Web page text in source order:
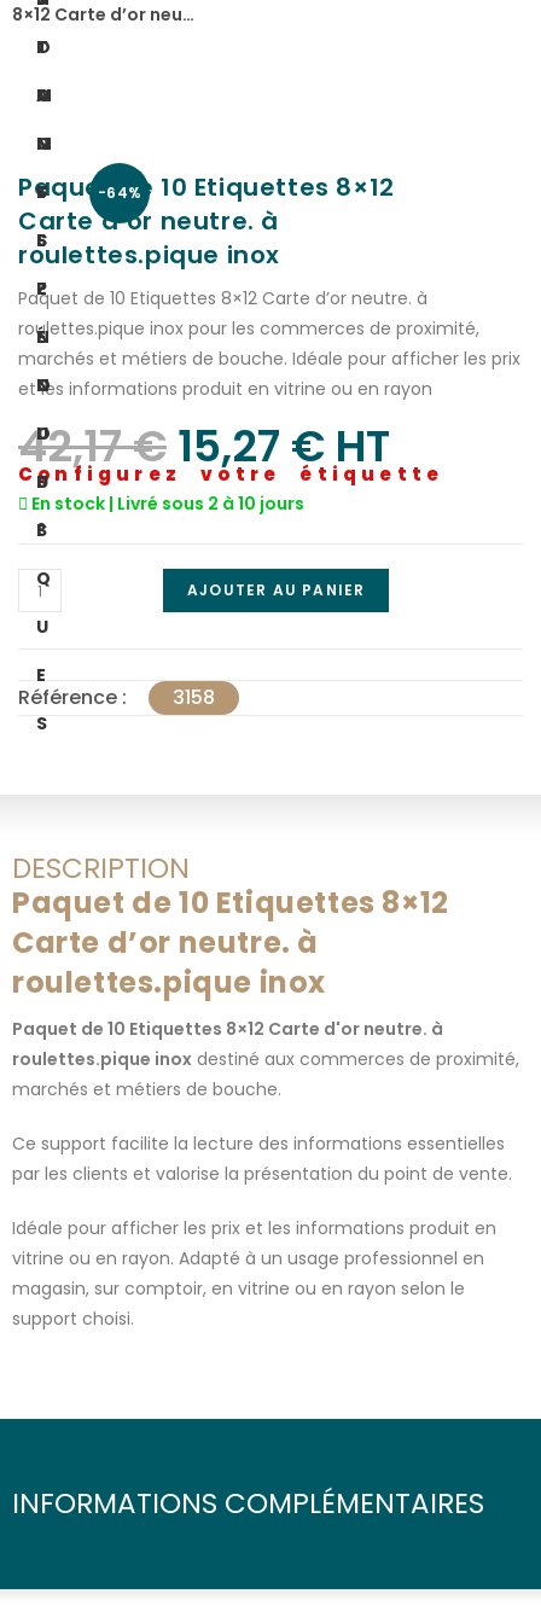
I
O
N
S
S
P
É
C
I
F
I
Q
U
E
S
O
M
M
E
S
-
N
O
U
S
?
T
A
C
T
E
Z
-
N
O
U
S
8×12 Carte d’or neu…
-64%
Paquet de 10 Etiquettes 8×12
Carte d’or neutre. à
roulettes.pique inox
Paquet de 10 Etiquettes 8×12 Carte d’or neutre. à
roulettes.pique inox pour les commerces de proximité,
marchés et métiers de bouche. Idéale pour afficher les prix
et les informations produit en vitrine ou en rayon
42,17€15,27 € HT
Configurez votre étiquette
En stock | Livré sous 2 à 10 jours
AJOUTER AU PANIER
Référence : 3158
DESCRIPTION
Paquet de 10 Etiquettes 8×12
Carte d’or neutre. à
roulettes.pique inox
Paquet de 10 Etiquettes 8×12 Carte d'or neutre. à
roulettes.pique inox destiné aux commerces de proximité,
marchés et métiers de bouche.
Ce support facilite la lecture des informations essentielles
par les clients et valorise la présentation du point de vente.
Idéale pour afficher les prix et les informations produit en
vitrine ou en rayon. Adapté à un usage professionnel en
magasin, sur comptoir, en vitrine ou en rayon selon le
support choisi.
INFORMATIONS COMPLÉMENTAIRES